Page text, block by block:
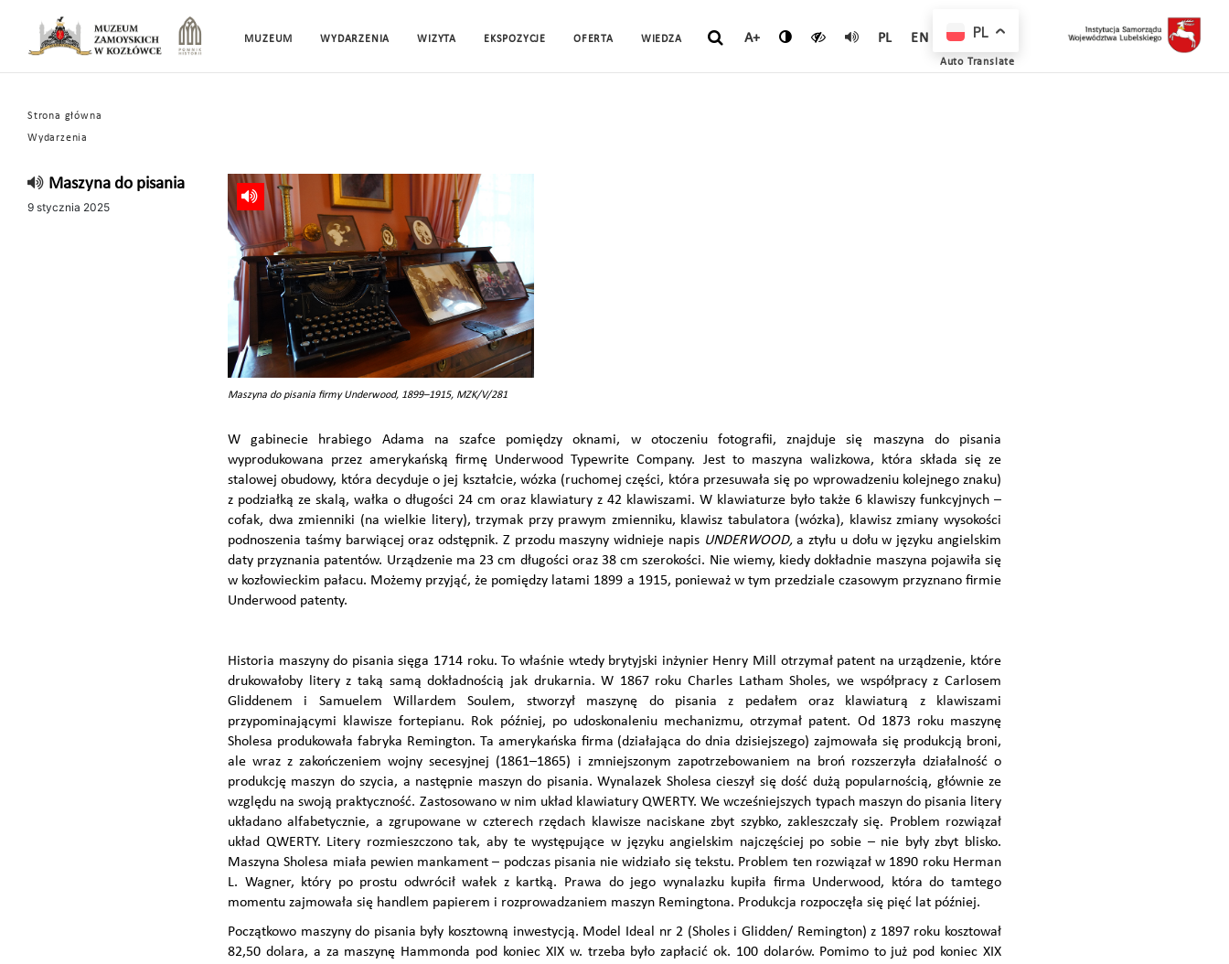
MUZEUM WYDARZENIA WIZYTA EKSPOZYCJE OFERTA WIEDZA A+ PL EN
Strona główna
Wydarzenia
Maszyna do pisania
9 stycznia 2025
Maszyna do pisania firmy Underwood, 1899–1915, MZK/V/281
W gabinecie hrabiego Adama na szafce pomiędzy oknami, w otoczeniu fotografii, znajduje się maszyna do pisania
wyprodukowana przez amerykańską firmę Underwood Typewrite Company. Jest to maszyna walizkowa, która składa się ze
stalowej obudowy, która decyduje o jej kształcie, wózka (ruchomej części, która przesuwała się po wprowadzeniu kolejnego znaku)
z podziałką ze skalą, wałka o długości 24 cm oraz klawiatury z 42 klawiszami. W klawiaturze było także 6 klawiszy funkcyjnych –
cofak, dwa zmienniki (na wielkie litery), trzymak przy prawym zmienniku, klawisz tabulatora (wózka), klawisz zmiany wysokości
podnoszenia taśmy barwiącej oraz odstępnik. Z przodu maszyny widnieje napis UNDERWOOD,a ztyłu u dołu w języku angielskim
daty przyznania patentów. Urządzenie ma 23 cm długości oraz 38 cm szerokości. Nie wiemy, kiedy dokładnie maszyna pojawiła się
w kozłowieckim pałacu. Możemy przyjąć, że pomiędzy latami 1899 a 1915, ponieważ w tym przedziale czasowym przyznano firmie
Underwood patenty.
Historia maszyny do pisania sięga 1714 roku. To właśnie wtedy brytyjski inżynier Henry Mill otrzymał patent na urządzenie, które
drukowałoby litery z taką samą dokładnością jak drukarnia. W 1867 roku Charles Latham Sholes, we współpracy z Carlosem
Gliddenem i Samuelem Willardem Soulem, stworzył maszynę do pisania z pedałem oraz klawiaturą z klawiszami
przypominającymi klawisze fortepianu. Rok później, po udoskonaleniu mechanizmu, otrzymał patent. Od 1873 roku maszynę
Sholesa produkowała fabryka Remington. Ta amerykańska firma (działająca do dnia dzisiejszego) zajmowała się produkcją broni,
ale wraz z zakończeniem wojny secesyjnej (1861–1865) i zmniejszonym zapotrzebowaniem na broń rozszerzyła działalność o
produkcję maszyn do szycia, a następnie maszyn do pisania. Wynalazek Sholesa cieszył się dość dużą popularnością, głównie ze
względu na swoją praktyczność. Zastosowano w nim układ klawiatury QWERTY. We wcześniejszych typach maszyn do pisania litery
układano alfabetycznie, a zgrupowane w czterech rzędach klawisze naciskane zbyt szybko, zakleszczały się. Problem rozwiązał
układ QWERTY. Litery rozmieszczono tak, aby te występujące w języku angielskim najczęściej po sobie – nie były zbyt blisko.
Maszyna Sholesa miała pewien mankament – podczas pisania nie widziało się tekstu. Problem ten rozwiązał w 1890 roku Herman
L. Wagner, który po prostu odwrócił wałek z kartką. Prawa do jego wynalazku kupiła firma Underwood, która do tamtego
momentu zajmowała się handlem papierem i rozprowadzaniem maszyn Remingtona. Produkcja rozpoczęła się pięć lat później.
Początkowo maszyny do pisania były kosztowną inwestycją. Model Ideal nr 2 (Sholes i Glidden/ Remington) z 1897 roku kosztował
82,50 dolara, a za maszynę Hammonda pod koniec XIX w. trzeba było zapłacić ok. 100 dolarów. Pomimo to już pod koniec XIX
PL
Auto Translate